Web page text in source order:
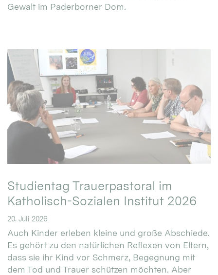
Gewalt im Paderborner Dom.
Studientag Trauerpastoral im
Katholisch-Sozialen Institut 2026
20. Juli 2026
Auch Kinder erleben kleine und große Abschiede.
Es gehört zu den natürlichen Reflexen von Eltern,
dass sie ihr Kind vor Schmerz, Begegnung mit
dem Tod und Trauer schützen möchten. Aber